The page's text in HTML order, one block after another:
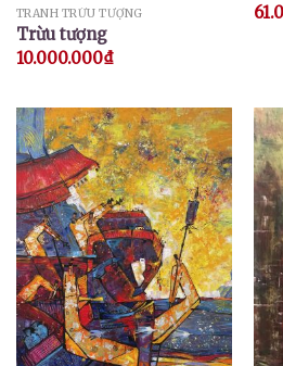
TRANH TRỪU TƯỢNG
Trừu tượng
10.000.000₫